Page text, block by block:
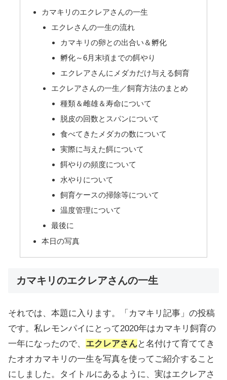
カマキリのエクレアさんの一生
エクレさんの一生の流れ
カマキリの卵との出合い＆孵化
孵化～6月末頃までの餌やり
エクレアさんにメダカだけ与える飼育
エクレアさんの一生／飼育方法のまとめ
種類＆雌雄＆寿命について
脱皮の回数とスパンについて
食べてきたメダカの数について
実際に与えた餌について
餌やりの頻度について
水やりについて
飼育ケースの掃除等について
温度管理について
最後に
本日の写真
カマキリのエクレアさんの一生
それでは、本題に入ります。「カマキリ記事」の投稿
です。私レモンパイにとって2020年はカマキリ飼育の
一年になったので、 エクレアさんと名付けて育ててき
たオオカマキリの一生を写真を使ってご紹介すること
にしました。タイトルにあるように、実はエクレアさ